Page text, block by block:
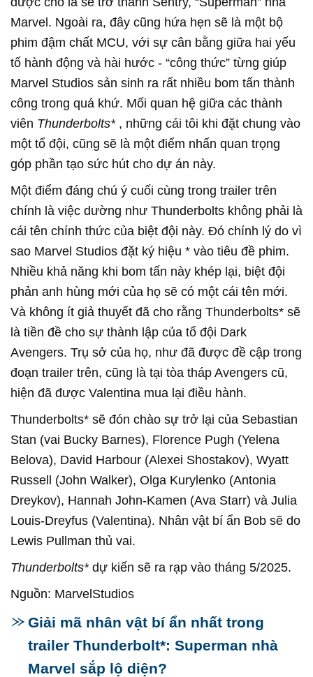
Marvel. Ngoài ra, đây cũng hứa hẹn sẽ là một bộ
phim đậm chất MCU, với sự cân bằng giữa hai yếu
tố hành động và hài hước - “công thức” từng giúp
Marvel Studios sản sinh ra rất nhiều bom tấn thành
công trong quá khứ. Mối quan hệ giữa các thành
viên Thunderbolts* , những cái tôi khi đặt chung vào
một tổ đội, cũng sẽ là một điểm nhấn quan trọng
góp phần tạo sức hút cho dự án này.
Một điểm đáng chú ý cuối cùng trong trailer trên
chính là việc dường như Thunderbolts không phải là
cái tên chính thức của biệt đội này. Đó chính lý do vì
sao Marvel Studios đặt ký hiệu * vào tiêu đề phim.
Nhiều khả năng khi bom tấn này khép lại, biệt đội
phản anh hùng mới của họ sẽ có một cái tên mới.
Và không ít giả thuyết đã cho rằng Thunderbolts* sẽ
là tiền đề cho sự thành lập của tổ đội Dark
Avengers. Trụ sở của họ, như đã được đề cập trong
đoạn trailer trên, cũng là tại tòa tháp Avengers cũ,
hiện đã được Valentina mua lại điều hành.
Thunderbolts* sẽ đón chào sự trở lại của Sebastian
Stan (vai Bucky Barnes), Florence Pugh (Yelena
Belova), David Harbour (Alexei Shostakov), Wyatt
Russell (John Walker), Olga Kurylenko (Antonia
Dreykov), Hannah John-Kamen (Ava Starr) và Julia
Louis-Dreyfus (Valentina). Nhân vật bí ẩn Bob sẽ do
Lewis Pullman thủ vai.
Thunderbolts* dự kiến sẽ ra rạp vào tháng 5/2025.
Nguồn: MarvelStudios
Giải mã nhân vật bí ẩn nhất trong
trailer Thunderbolt*: Superman nhà
Marvel sắp lộ diện?